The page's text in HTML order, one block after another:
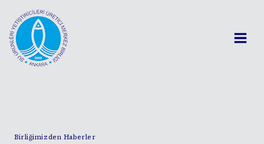
content
Birliğimizden Haberler